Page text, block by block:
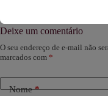
Deixe um comentário
O seu endereço de e-mail não
marcados com *
Nome*